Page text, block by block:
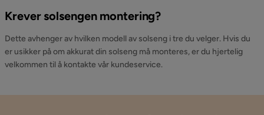
Krever solsengen montering?
Dette avhenger av hvilken modell av solseng i tre du velger. Hvis du
er usikker på om akkurat din solseng må monteres, er du hjertelig
velkommen til å kontakte vår kundeservice.